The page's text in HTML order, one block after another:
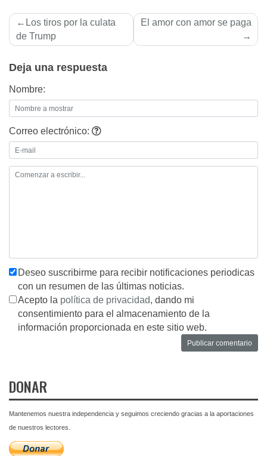
Navegación
de
Los tiros por la culata
de Trump
El amor con amor se paga
Deja una respuesta
Nombre:
Correo electrónico:
Deseo suscribirme para recibir notificaciones periodicas
con un resumen de las últimas noticias.
Acepto la política de privacidad, dando mi
consentimiento para el almacenamiento de la
información proporcionada en este sitio web.
DONAR
Mantenemos nuestra independencia y seguimos creciendo gracias a la aportaciones
de nuestros lectores.